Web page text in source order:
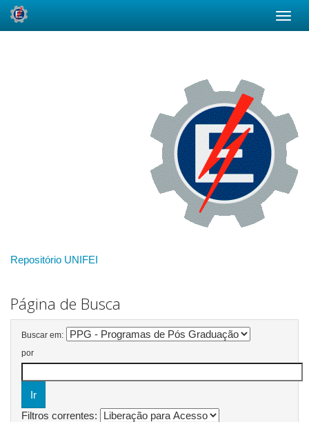
Repositório UNIFEI
Página de Busca
Buscar em:
por
Filtros correntes: